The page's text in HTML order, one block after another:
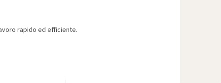
rapido ed efficiente.